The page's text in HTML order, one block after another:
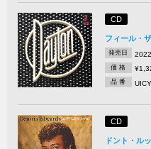
CD
フィール・
発売日
価 格
品 番
CD
ドント・ル